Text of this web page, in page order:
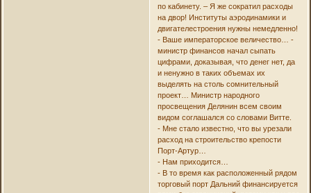
по кабинету. – Я же сократил расходы
на двор! Институты аэродинамики и
двигателестроения нужны немедленно!
- Ваше императорское величество… -
министр финансов начал сыпать
цифрами, доказывая, что денег нет, да
и ненужно в таких объемах их
выделять на столь сомнительный
проект… Министр народного
просвещения Делянин всем своим
видом соглашался со словами Витте.
- Мне стало известно, что вы урезали
расход на строительство крепости
Порт-Артур…
- Нам приходится…
- В то время как расположенный рядом
торговый порт Дальний финансируется